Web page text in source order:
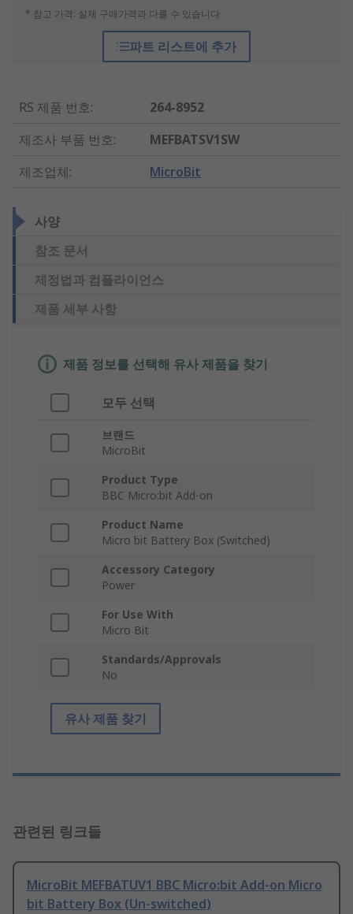
* 참고 가격: 실제 구매가격과 다를 수 있습니다
파트 리스트에 추가
RS 제품 번호:
264-8952
제조사 부품 번호:
MEFBATSV1SW
제조업체: MicroBit
사양
참조 문서
제정법과 컴플라이언스
제품 세부 사항
제품 정보를 선택해 유사 제품을 찾기
모두 선택
브랜드
MicroBit
Product Type
BBC Micro:bit Add-on
Product Name
Micro bit Battery Box (Switched)
Accessory Category
Power
For Use With
Micro Bit
Standards/Approvals
No
유사 제품 찾기
관련된 링크들
MicroBit MEFBATUV1 BBC Micro:bit Add-on Micro
bit Battery Box (Un-switched)